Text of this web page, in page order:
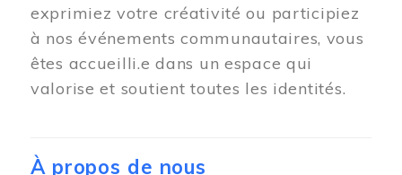
exprimiez votre créativité ou participiez
à nos événements communautaires, vous
êtes accueilli.e dans un espace qui
valorise et soutient toutes les identités.
À propos de nous